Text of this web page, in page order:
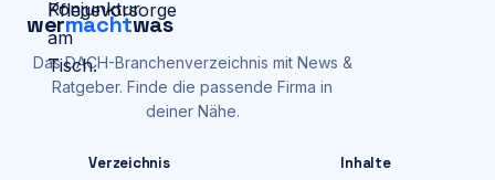
wermachtwas
Das DACH-Branchenverzeichnis mit News &
Ratgeber. Finde die passende Firma in
deiner Nähe.
Verzeichnis
Inhalte